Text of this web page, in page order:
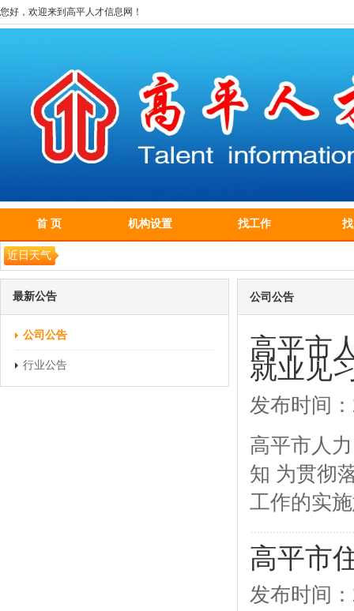
您好，欢迎来到高平人才信息网！
首 页 机构设置 找工作
近日天气
公司公告
高平市
就业见
发布时间
高平市人
知 为贯彻
工作的实
高平市
发布时间
最新公告
公司公告
行业公告